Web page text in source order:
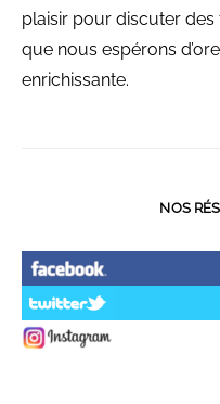
plaisir pour discuter des
que nous espérons
enrichissante.
NOS